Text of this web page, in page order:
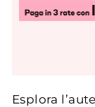
Esplora